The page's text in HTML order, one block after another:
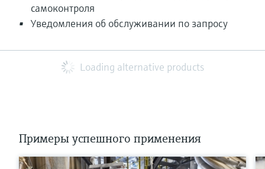
самоконтроля
Уведомления об обслуживании по запросу
Loading alternative products
Примеры успешного применения